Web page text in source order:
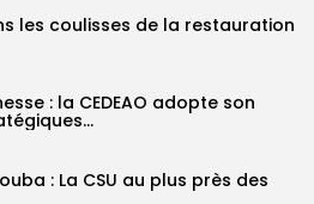
les coulisses de la restauration
: la CEDEAO adopte son
: La CSU au plus près des